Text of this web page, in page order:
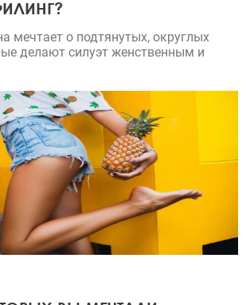
мечтает о подтянутых, округлых
делают силуэт женственным и